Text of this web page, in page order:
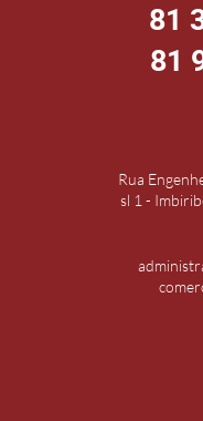
81
81
Rua
sl 1 -